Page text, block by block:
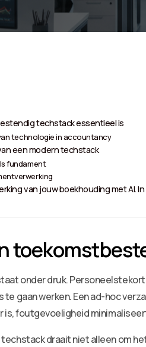
techstack essentieel is
technologie in accountancy
een modern techstack
fundament
van jouw boekhouding met AI.
onder druk.
te gaan werken. Een ad-hoc
is, foutgevoeligheid
draait niet alleen om